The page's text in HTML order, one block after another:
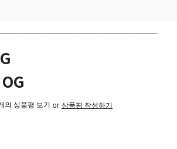
의 상품평 보기 or 상품평 작성하기